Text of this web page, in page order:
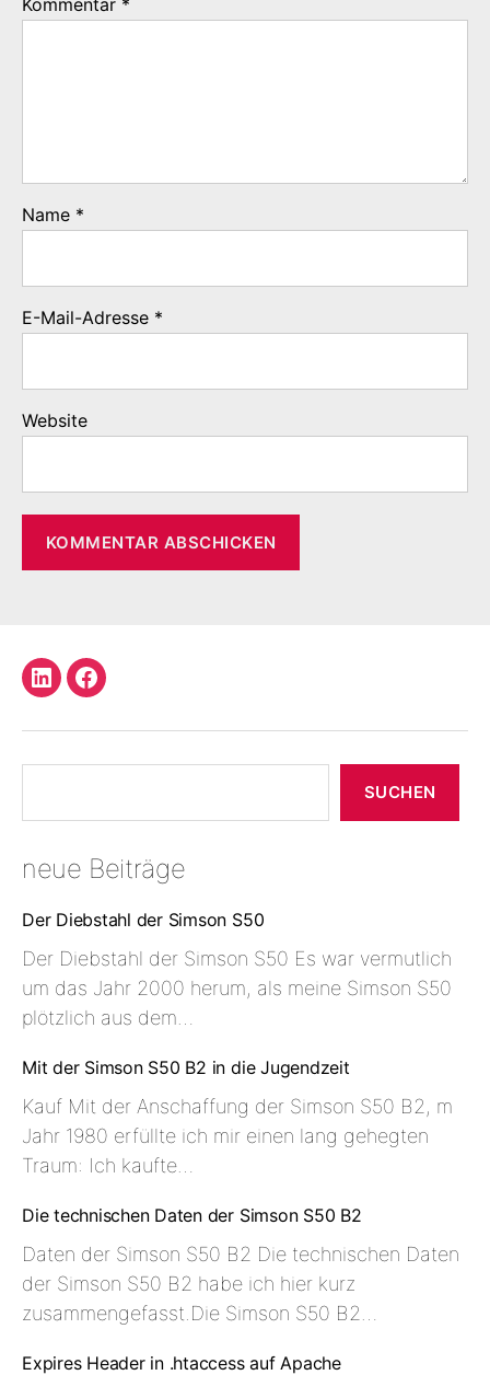
Kommentar *
Name *
E-Mail-Adresse *
Website
LinkedInFacebook
SUCHEN
neue Beiträge
Der Diebstahl der Simson S50
Der Diebstahl der Simson S50 Es war vermutlich
um das Jahr 2000 herum, als meine Simson S50
plötzlich aus dem…
Mit der Simson S50 B2 in die Jugendzeit
Kauf Mit der Anschaffung der Simson S50 B2, m
Jahr 1980 erfüllte ich mir einen lang gehegten
Traum: Ich kaufte…
Die technischen Daten der Simson S50 B2
Daten der Simson S50 B2 Die technischen Daten
der Simson S50 B2 habe ich hier kurz
zusammengefasst.Die Simson S50 B2…
Expires Header in .htaccess auf Apache